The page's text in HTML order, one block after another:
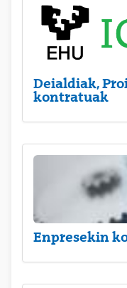
Deialdiak,
kontratuak
Enpresekin